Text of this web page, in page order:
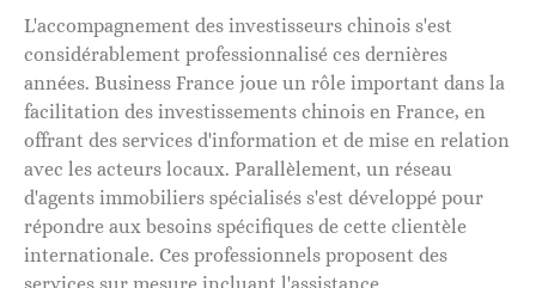
L'accompagnement des investisseurs chinois s'est
considérablement professionnalisé ces dernières
années. Business France joue un rôle important dans la
facilitation des investissements chinois en France, en
offrant des services d'information et de mise en relation
avec les acteurs locaux. Parallèlement, un réseau
d'agents immobiliers spécialisés s'est développé pour
répondre aux besoins spécifiques de cette clientèle
internationale. Ces professionnels proposent des
services sur mesure incluant l'assistance